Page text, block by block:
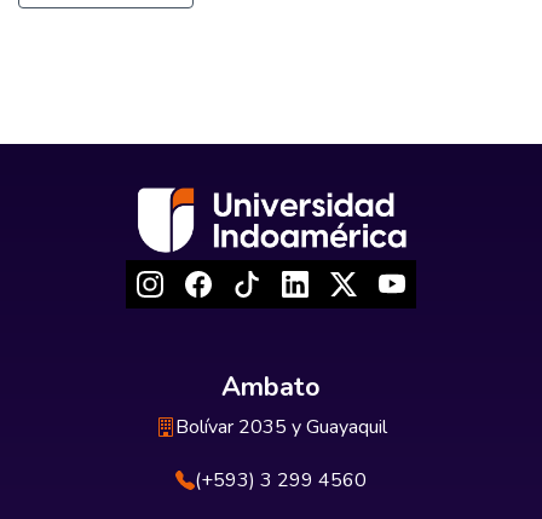
Ambato
Bolívar 2035 y Guayaquil
(+593) 3 299 4560